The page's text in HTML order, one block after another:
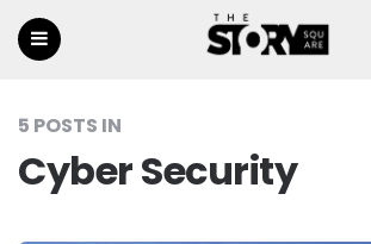
5 POSTS IN
Cyber Security